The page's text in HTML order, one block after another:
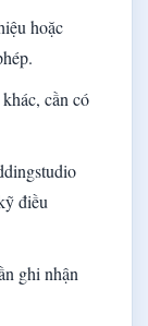
hoặc
cần có
điều
ghi nhận